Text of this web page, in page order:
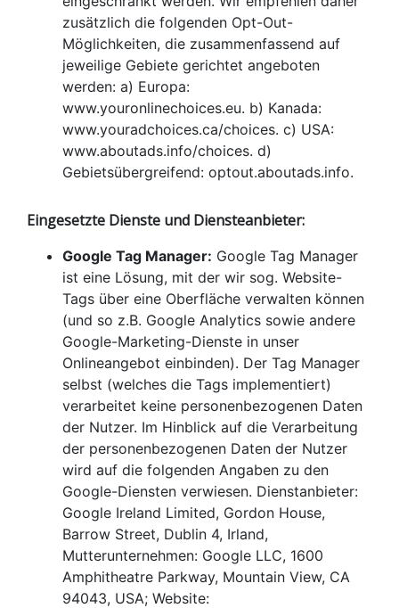
zusätzlich die folgenden Opt-Out-
Möglichkeiten, die zusammenfassend auf
jeweilige Gebiete gerichtet angeboten
werden: a) Europa:
www.youronlinechoices.eu. b) Kanada:
www.youradchoices.ca/choices. c) USA:
www.aboutads.info/choices. d)
Gebietsübergreifend: optout.aboutads.info.
Eingesetzte Dienste und Diensteanbieter:
Google Tag Manager:
ist eine Lösung, mit der wir sog. Website-
Tags über eine Oberfläche verwalten können
(und so z.B. Google Analytics sowie andere
Google-Marketing-Dienste in unser
Onlineangebot einbinden). Der Tag Manager
selbst (welches die Tags implementiert)
verarbeitet keine personenbezogenen Daten
der Nutzer. Im Hinblick auf die Verarbeitung
der personenbezogenen Daten der Nutzer
wird auf die folgenden Angaben zu den
Google-Diensten verwiesen. Dienstanbieter:
Google Ireland Limited, Gordon House,
Barrow Street, Dublin 4, Irland,
Mutterunternehmen: Google LLC, 1600
Amphitheatre Parkway, Mountain View, CA
94043, USA; Website: